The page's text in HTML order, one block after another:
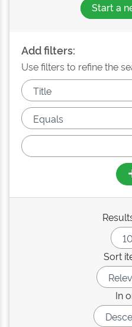
Start a
Add filters:
Use filters to refine the
Sort
In